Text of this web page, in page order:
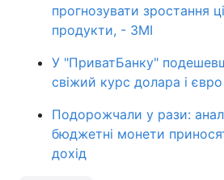
прогнозувати зростання
продукти, - ЗМІ
У "ПриватБанку"
свіжий курс долара і
Подорожчали у рази:
бюджетні монети
дохід